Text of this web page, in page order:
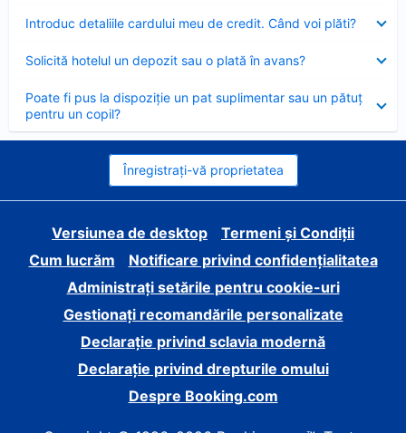
Introduc detaliile cardului meu de credit. Când voi plăti?
închis
Solicită hotelul un depozit sau o plată în avans?
închis
Poate fi pus la dispoziție un pat suplimentar sau un pătuț
pentru un copil?
închis
Înregistrați-vă proprietatea
Versiunea de desktop
Termeni și Condiții
Cum lucrăm
Notificare privind confidențialitatea
Administrați setările pentru cookie-uri
Gestionați recomandările personalizate
Declarație privind sclavia modernă
Declarație privind drepturile omului
Despre Booking.com